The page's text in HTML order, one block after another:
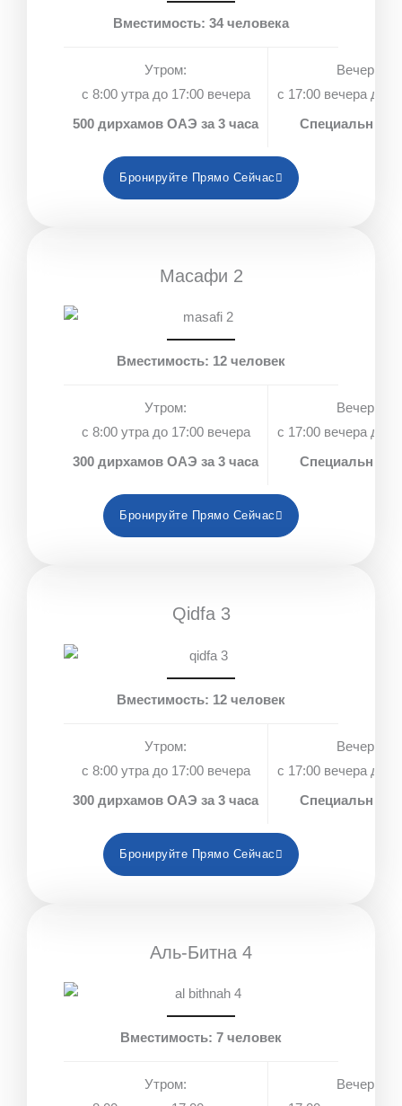
Вместимость: 34 человека
Утром:
с 8:00 утра до 17:00 вечера
500 дирхамов ОАЭ за 3 часа
Вечером:
с 17:00 вечера до
Специальные
Бронируйте Прямо Сейчас
Масафи 2
Вместимость: 12 человек
Утром:
с 8:00 утра до 17:00 вечера
300 дирхамов ОАЭ за 3 часа
Вечером:
с 17:00 вечера до
Специальные
Бронируйте Прямо Сейчас
Qidfa 3
Вместимость: 12 человек
Утром:
с 8:00 утра до 17:00 вечера
300 дирхамов ОАЭ за 3 часа
Вечером:
с 17:00 вечера до
Специальные
Бронируйте Прямо Сейчас
Аль-Битна 4
Вместимость: 7 человек
Утром:
Вечером: